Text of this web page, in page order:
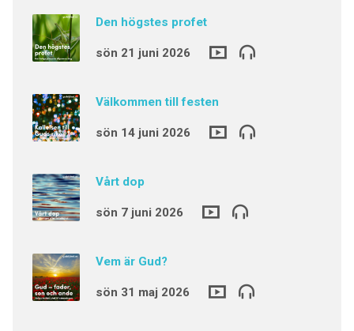
Den högstes profet
sön 21 juni 2026
Välkommen till festen
sön 14 juni 2026
Vårt dop
sön 7 juni 2026
Vem är Gud?
sön 31 maj 2026